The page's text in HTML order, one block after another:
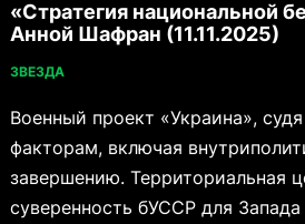
«Стратегия национальной
Анной Шафран (11.11.2025)
ЗВЕЗДА
Военный проект «Украина»,
факторам, включая
завершению. Территориальная
суверенность бУССР для